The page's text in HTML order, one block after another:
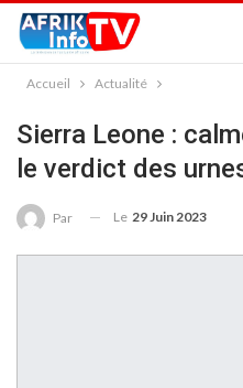
Accueil Actualité
Sierra Leone :
le verdict des
Par Le 29 Juin 2023